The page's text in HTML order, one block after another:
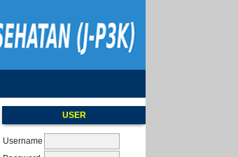
USER
Username